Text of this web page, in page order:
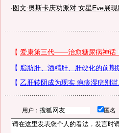
·图文:奥斯卡庆功派对 女星Eve展
用户： 匿名